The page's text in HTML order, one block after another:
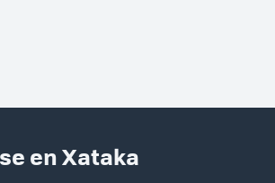
en Xataka